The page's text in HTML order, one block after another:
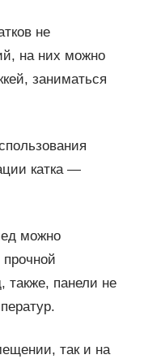
не
на них можно
заниматься
катка —
можно
также, панели не
так и на